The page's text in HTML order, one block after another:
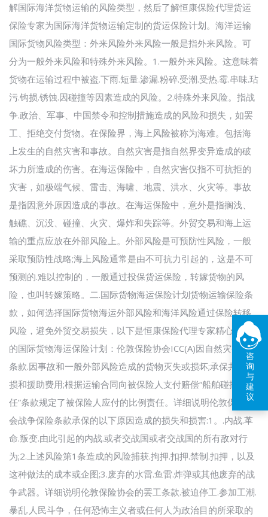
解国际海洋货物运输的风险类型，然后了解恒康保险代理货运
保险专家为国际海洋货物运输定制的货运保险计划。海洋运输
国际货物风险类型：外来风险外来风险一般是指外来风险。可
分为一般外来风险和特殊外来风险。1.一般外来风险。这意味着
货物在运输过程中被盗.下雨.短量.渗漏.粉碎.受潮.受热.霉.串味.玷
污.钩损.锈蚀.因碰撞等因素造成的风险。2.特殊外来风险。指战
争.政治、军事、中国禁令和控制措施造成的风险和损失，如罢
工、拒绝交付货物。在保险界，海上风险被称为海难。包括海
上发生的自然灾害和事故。自然灾害是指自然界变异造成的破
坏力所造成的伤害。在海运保险中，自然灾害仅指不可抗拒的
灾害，如极端气候、雷击、海啸、地震、洪水、火灾等。事故
是指因意外原因造成的事故。在海运保险中，意外是指搁浅、
触礁、沉没、碰撞、火灾、爆炸和失踪等。外贸交易和海上运
输的重点应放在外部风险上。外部风险是可预防性风险，一般
采取预防性战略;海上风险通常是由不可抗力引起的，这是不可
预测的.难以控制的，一般通过投保货运保险，转嫁货物的风
险，也叫转嫁策略。二.国际货物海运保险计划货物运输保险条
款，如何选择国际货物海运外部风险和海洋风险通过保险转移
风险，避免外贸交易损失，以下是恒康保险代理专家精心定制
的国际货物海运保险计划：伦敦保险协会ICC(A)因自然灾害承保
条款.因事故和一般外部风险造成的货物灭失或损坏;承保共同海
损和援助费用;根据运输合同向被保险人支付赔偿“船舶碰撞责
任”条款规定了被保险人应付的比例责任。详细说明伦敦保险协
会战争保险条款承保的以下原因造成的损失和损害:1。.内战.革
命.叛变.由此引起的内战.或者交战国或者交战国的所有敌对行
为;2.上述风险第1条造成的风险捕获.拘押.扣押.禁制.扣押，以及
这种做法的成本或企图;3.废弃的水雷.鱼雷.炸弹或其他废弃的战
争武器。详细说明伦敦保险协会的罢工条款.被迫停工.参加工潮.
暴乱.人民斗争，任何恐怖主义者或任何人为政治目的所采取的
咨
询
与
建
议